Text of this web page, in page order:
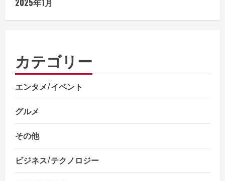
2025年1月
カテゴリー
エンタメ/イベント
グルメ
その他
ビジネス/テクノロジー